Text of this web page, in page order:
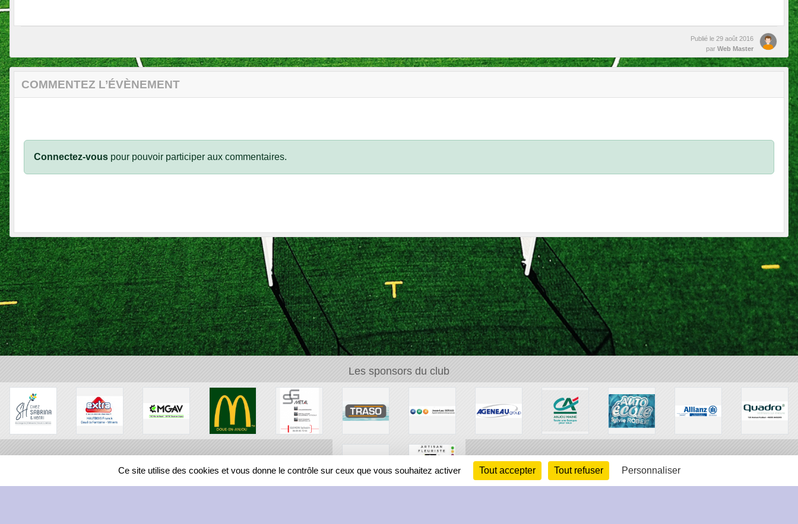
Publié le 29 août 2016
par Web Master
COMMENTEZ L’ÉVÈNEMENT
Connectez-vous pour pouvoir participer aux commentaires.
Les sponsors du club
Ce site utilise des cookies et vous donne le contrôle sur ceux que vous souhaitez activer Tout accepter Tout refuser Personnaliser